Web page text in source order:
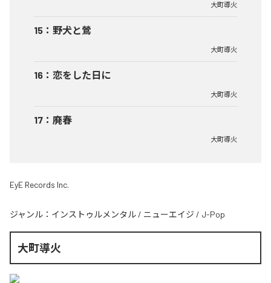
大町導火
15 ： 野犬と鶯
大町導火
16 ： 恋をした日に
大町導火
17 ： 廃春
大町導火
EyE Records Inc.
ジャンル： インストゥルメンタル / ニューエイジ / J-Pop
大町導火